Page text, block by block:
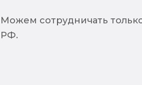
Можем сотрудничать
РФ.